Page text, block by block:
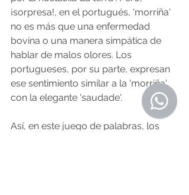
¡sorpresa!, en el portugués, 'morriña'
no es más que una enfermedad
bovina o una manera simpática de
hablar de malos olores. Los
portugueses, por su parte, expresan
ese sentimiento similar a la 'morriña'
con la elegante 'saudade'.
Así, en este juego de palabras, los